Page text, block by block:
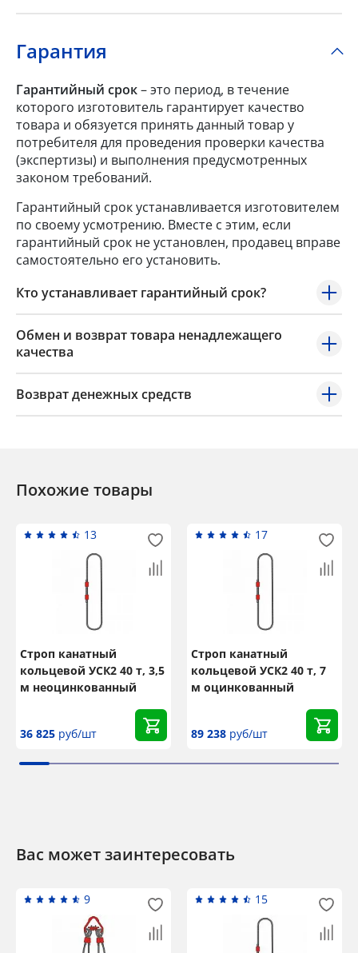
Гарантия
Гарантийный срок– это период, в течение
которого изготовитель гарантирует качество
товара и обязуется принять данный товар у
потребителя для проведения проверки качества
(экспертизы) и выполнения предусмотренных
законом требований.
Гарантийный срок устанавливается изготовителем
по своему усмотрению. Вместе с этим, если
гарантийный срок не установлен, продавец вправе
самостоятельно его установить.
Кто устанавливает гарантийный срок?
Обмен и возврат товара ненадлежащего
качества
Возврат денежных средств
Похожие товары
13
Строп канатный
кольцевой УСК2 40 т, 3,5
м неоцинкованный
36 825 руб/шт
17
Строп канатный
кольцевой УСК2 40 т, 7
м оцинкованный
89 238 руб/шт
Вас может заинтересовать
9 15